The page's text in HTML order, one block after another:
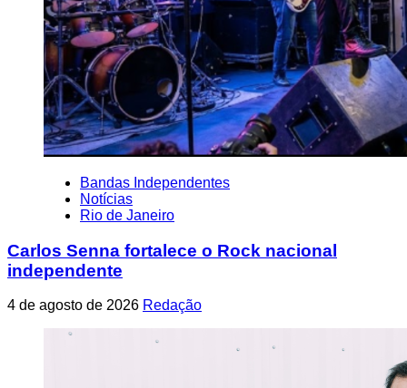
Bandas Independentes
Notícias
Rio de Janeiro
Carlos Senna fortalece o Rock nacional
independente
4 de agosto de 2026 Redação